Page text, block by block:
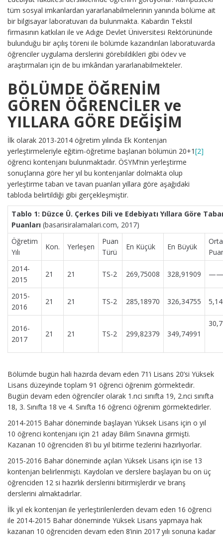
tüm sosyal imkanlardan yararlanabilmelerinin yanında bölüme ait
bir bilgisayar laboratuvarı da bulunmakta. Kabardin Tekstil
firmasının katkıları ile ve Adıge Devlet Üniversitesi Rektörününde
bulunduğu bir açılış töreni ile bölümde kazandırılan laboratuvarda
öğrenciler uygulama derslerini görebildikleri gibi ödev ve
araştırmaları için de bu imkândan yararlanabilmekteler.
BÖLÜMDE ÖĞRENİM
GÖREN ÖĞRENCİLER ve
YILLARA GÖRE DEĞİŞİM
İlk olarak 2013-2014 öğretim yılında Ek Kontenjan
yerleştirmeleriyle eğitim-öğretime başlanan bölümün 20+1[2]
öğrenci kontenjanı bulunmaktadır. ÖSYM’nin yerleştirme
sonuçlarına göre her yıl bu kontenjanlar dolmakta olup
yerleştirme taban ve tavan puanları yıllara göre aşağıdaki
tabloda belirtildiği gibi gerçekleşmiştir.
Tablo 1: Düzce Ü. Çerkes Dili ve Edebiyatı Yıllara Göre
Puanları (basarisiralamalari.com, 2017)
Öğretim
Yılı
Kon. Yerleşen
Puan
Türü
En Küçük En Büyük
2014-
2015
21 21 TS-2 269,75008 328,91909
2015-
2016
21 21 TS-2 285,18970 326,34755
2016-
2017
21 21 TS-2 299,82379 349,74991
Bölümde bugün hali hazırda devam eden 71’i Lisans 20’si Yüksek
Lisans düzeyinde toplam 91 öğrenci öğrenim görmektedir.
Bugün devam eden öğrenciler olarak 1.nci sınıfta 19, 2.nci sınıfta
18, 3. Sınıfta 18 ve 4. Sınıfta 16 öğrenci öğrenim görmektedirler.
2014-2015 Bahar döneminde başlayan Yüksek Lisans için o yıl
10 öğrenci kontenjanı için 21 aday Bilim Sınavına girmişti.
Kazanan 10 öğrenciden 8’i bu yıl bitirme tezlerini hazırlıyorlar.
2015-2016 Bahar döneminde açılan Yüksek Lisans için ise 13
kontenjan belirlenmişti. Kaydolan ve derslere başlayan bu on üç
öğrenciden 12 si hazırlık derslerini bitirmişlerdir ve branş
derslerini almaktadırlar.
İlk yıl ek kontenjan ile yerleştirilenlerden devam eden 16 öğrenci
ile 2014-2015 Bahar döneminde Yüksek Lisans yapmaya hak
kazanan 10 öğrenciden devam eden 8’inin 2017 yılı sonuna kadar